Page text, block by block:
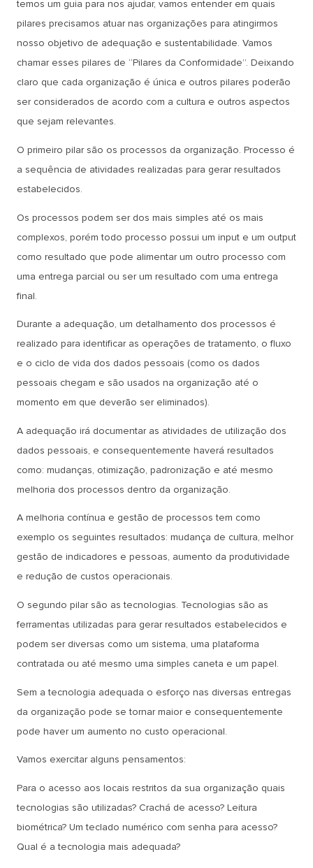
temos um guia para nos ajudar, vamos entender em quais
pilares precisamos atuar nas organizações para atingirmos
nosso objetivo de adequação e sustentabilidade. Vamos
chamar esses pilares de “Pilares da Conformidade”. Deixando
claro que cada organização é única e outros pilares poderão
ser considerados de acordo com a cultura e outros aspectos
que sejam relevantes.
O primeiro pilar são os processos da organização. Processo é
a sequência de atividades realizadas para gerar resultados
estabelecidos.
Os processos podem ser dos mais simples até os mais
complexos, porém todo processo possui um input e um output
como resultado que pode alimentar um outro processo com
uma entrega parcial ou ser um resultado com uma entrega
final.
Durante a adequação, um detalhamento dos processos é
realizado para identificar as operações de tratamento, o fluxo
e o ciclo de vida dos dados pessoais (como os dados
pessoais chegam e são usados na organização até o
momento em que deverão ser eliminados).
A adequação irá documentar as atividades de utilização dos
dados pessoais, e consequentemente haverá resultados
como: mudanças, otimização, padronização e até mesmo
melhoria dos processos dentro da organização.
A melhoria contínua e gestão de processos tem como
exemplo os seguintes resultados: mudança de cultura, melhor
gestão de indicadores e pessoas, aumento da produtividade
e redução de custos operacionais.
O segundo pilar são as tecnologias. Tecnologias são as
ferramentas utilizadas para gerar resultados estabelecidos e
podem ser diversas como um sistema, uma plataforma
contratada ou até mesmo uma simples caneta e um papel.
Sem a tecnologia adequada o esforço nas diversas entregas
da organização pode se tornar maior e consequentemente
pode haver um aumento no custo operacional.
Vamos exercitar alguns pensamentos:
Para o acesso aos locais restritos da sua organização quais
tecnologias são utilizadas? Crachá de acesso? Leitura
biométrica? Um teclado numérico com senha para acesso?
Qual é a tecnologia mais adequada?